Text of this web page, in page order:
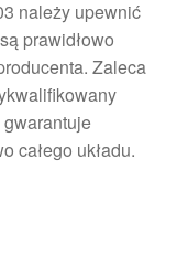
należy upewnić
prawidłowo
Zaleca
całego układu.